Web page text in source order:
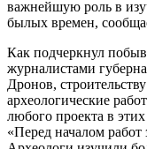
важнейшую роль в
былых времен,
Как подчеркнул
журналистами
Дронов,
археологические
любого проекта в
«Перед началом работ